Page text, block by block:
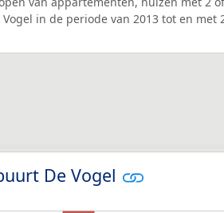
in de periode van 2013 tot en met
De Vogel